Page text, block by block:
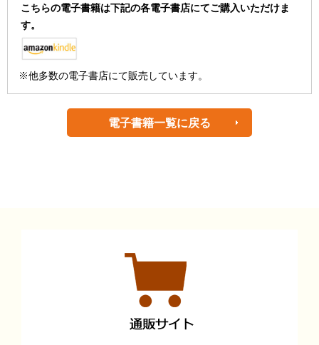
こちらの電子書籍は下記の各電子書店にてご購入いただけま
す。
※他多数の電子書店にて販売しています。
電子書籍一覧に戻る